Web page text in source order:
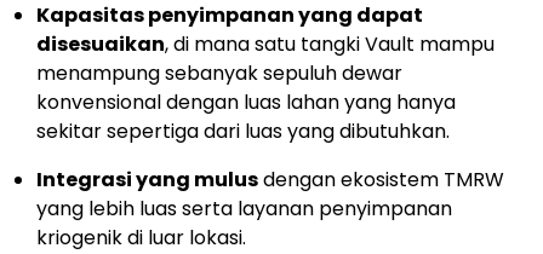
Kapasitas penyimpanan yang dapat
disesuaikan, di mana satu tangki Vault mampu
menampung sebanyak sepuluh dewar
konvensional dengan luas lahan yang hanya
sekitar sepertiga dari luas yang dibutuhkan.
Integrasi yang mulusdengan ekosistem TMRW
yang lebih luas serta layanan penyimpanan
kriogenik di luar lokasi.